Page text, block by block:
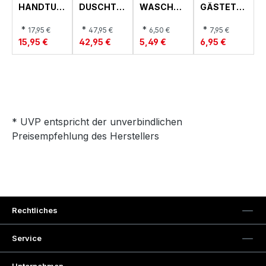
HANDTUC
TONE
* 17,95 €
15,95 €
DUSCHTU
TONE
* 47,95 €
42,95 €
WASCHHA
TWO-
TONE
* 6,50 €
5,49 €
GÄSTETU
TONE
* 7,95 €
6,95 €
* UVP entspricht der unverbindlichen
Preisempfehlung des Herstellers
Rechtliches
Service